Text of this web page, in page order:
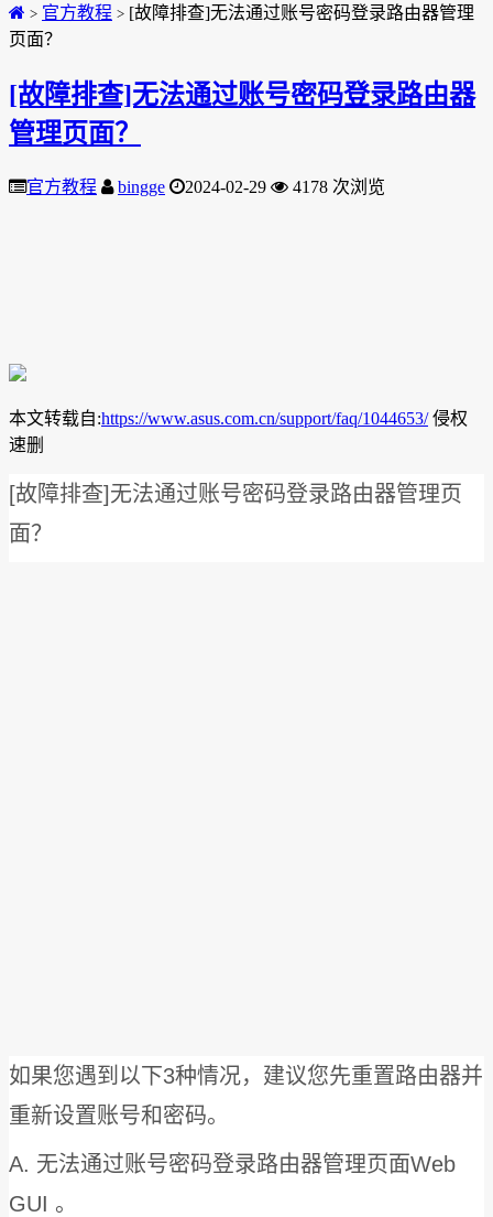
> 官方教程 > [故障排查]无法通过账号密码登录路由器管理
页面？
[故障排查]无法通过账号密码登录路由器
管理页面？
官方教程 bingge 2024-02-29 4178 次浏览
本文转载自:https://www.asus.com.cn/support/faq/1044653/侵权
速删
[故障排查]无法通过账号密码登录路由器管理页
面？
如果您遇到以下3种情况，建议您先重置路由器并
重新设置账号和密码。
A. 无法通过账号密码登录路由器管理页面Web
GUI 。